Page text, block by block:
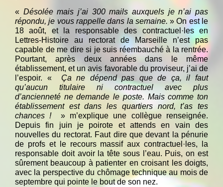
« Désolée mais j’ai 300 mails auxquels je n’ai pas
répondu, je vous rappelle dans la semaine. » On est le
18 août, et la responsable des contractuel·les en
Lettres-Histoire au rectorat de Marseille n’est pas
capable de me dire si je suis réembauché à la rentrée.
Pourtant, après deux années dans le même
établissement, et un avis favorable du proviseur, j’ai de
l’espoir. «
Ça ne dépend pas que de ça, il faut
qu’aucun titulaire ni contractuel avec plus
d’ancienneté ne demande le poste. Mais comme ton
établissement est dans les quartiers nord, t’as tes
chances !
» m’explique une collègue renseignée.
Depuis fin juin je poirote et attends en vain des
nouvelles du rectorat. Faut dire que devant la pénurie
de profs et le recours massif aux contractuel·les, la
responsable doit avoir la tête sous l’eau. Puis, on est
sûrement beaucoup à patienter en croisant les doigts,
avec la perspective du chômage technique au mois de
septembre qui pointe le bout de son nez.